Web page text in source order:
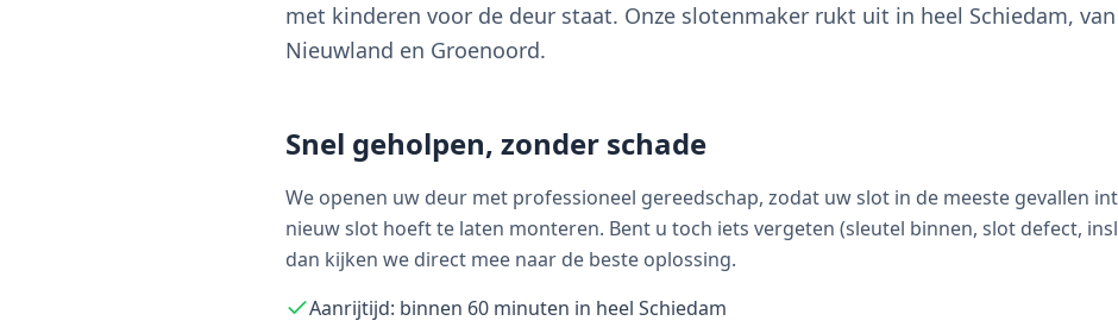
met kinderen voor de deur staat. Onze slotenmaker rukt uit in heel Schiedam,
Nieuwland en Groenoord.
Snel geholpen, zonder schade
We openen uw deur met professioneel gereedschap, zodat uw slot in de meeste gevallen
nieuw slot hoeft te laten monteren. Bent u toch iets vergeten (sleutel binnen, slot defect,
dan kijken we direct mee naar de beste oplossing.
Aanrijtijd: binnen 60 minuten in heel Schiedam